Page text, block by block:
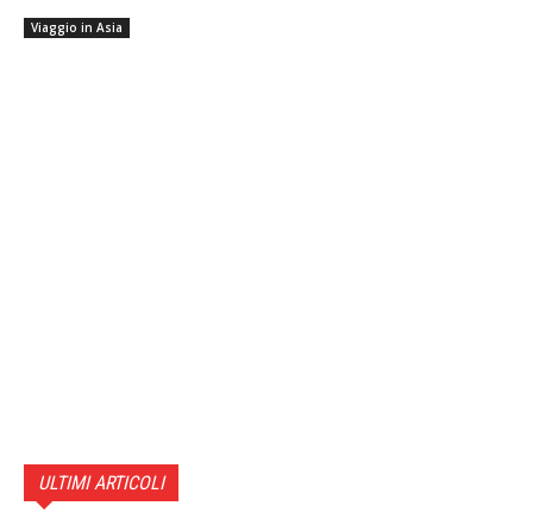
Viaggio in Asia
ULTIMI ARTICOLI